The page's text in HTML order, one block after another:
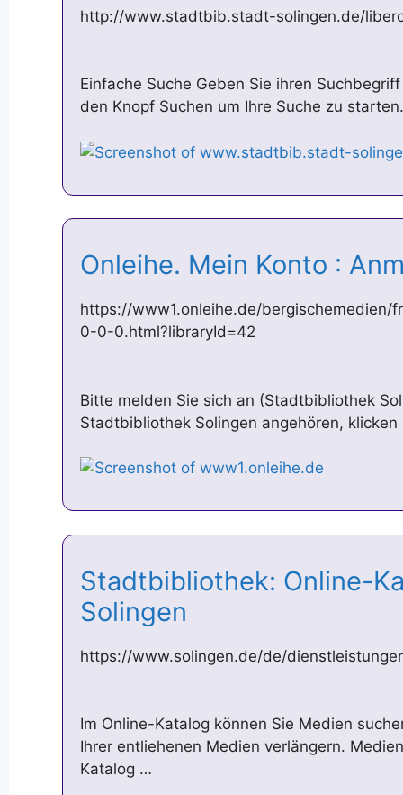
http://www.stadtbib.stadt-solingen.de/
Einfache Suche Geben Sie ihren
den Knopf Suchen um Ihre Suche zu
Onleihe. Mein Konto :
https://www1.onleihe.de/
0-0-0.html?libraryId=42
Bitte melden Sie sich an (Stadtbibliothek
Stadtbibliothek Solingen angehören, klicken
Stadtbibliothek: Online-
Solingen
https://www.solingen.de/de/
Im Online-Katalog können Sie Medien
Ihrer entliehenen Medien verlängern.
Katalog …